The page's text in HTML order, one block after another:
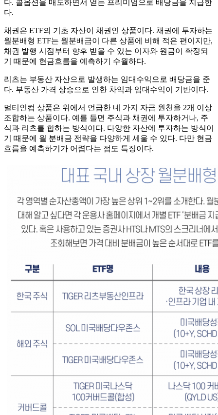
다. 콜옵션을 매도하면서 얻는 프리미엄으로 배당금을 지급한
다.
채권은 ETF의 기초 자산이 채권인 상품이다. 채권에 투자하는
월분배형 ETF는 월분배금이 다른 상품에 비해 적은 편이지만,
채권 발행 시점부터 향후 받을 수 있는 이자와 원금이 확정되
기 때문에 현금흐름을 예측하기 수월하다.
리츠는 부동산 자산으로 발생하는 임대수익으로 배당금을 준
다. 부동산 가격 상승으로 인한 차익과 임대수익이 기반이다.
멀티인컴 상품은 위에서 언급한 네 가지 자금 원천을 2개 이상
조합하는 상품이다. 예를 들면 주식과 채권에 투자하거나, 주
식과 리츠를 합하는 방식이다. 다양한 자산에 투자하는 방식이
기 때문에 월 분배금 전략을 다양하게 세울 수 있다. 다만 현금
흐름을 예측하기가 어렵다는 점도 특징이다.